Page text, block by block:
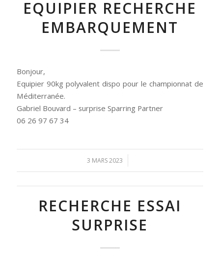
EQUIPIER RECHERCHE
EMBARQUEMENT
Bonjour,
Equipier 90kg polyvalent dispo pour le championnat de
Méditerranée.
Gabriel Bouvard – surprise Sparring Partner
06 26 97 67 34
3 MARS 2023
/
RECHERCHE ESSAI
SURPRISE